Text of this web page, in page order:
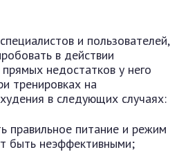
и пользователей,
в действии
недостатков у него
тренировках на
в следующих случаях:
правильное питание и режим
быть неэффективными;